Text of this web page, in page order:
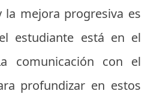
la mejora progresiva es
estudiante está en el
comunicación con el
profundizar en estos